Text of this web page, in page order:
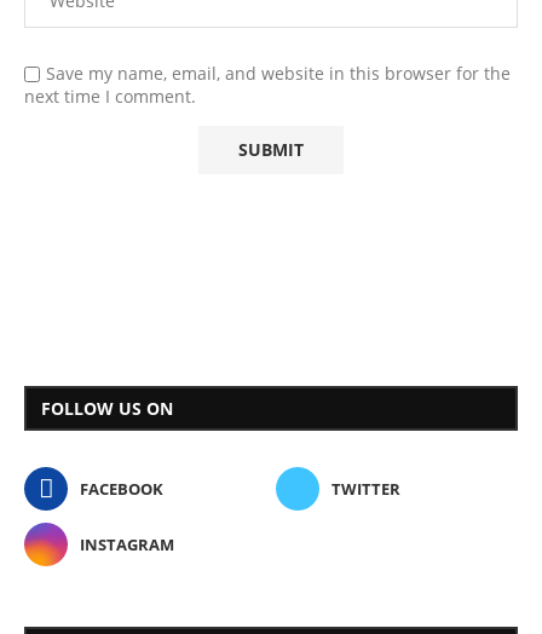
Save my name, email, and website in this browser for the
next time I comment.
FOLLOW US ON
FACEBOOK TWITTER
INSTAGRAM